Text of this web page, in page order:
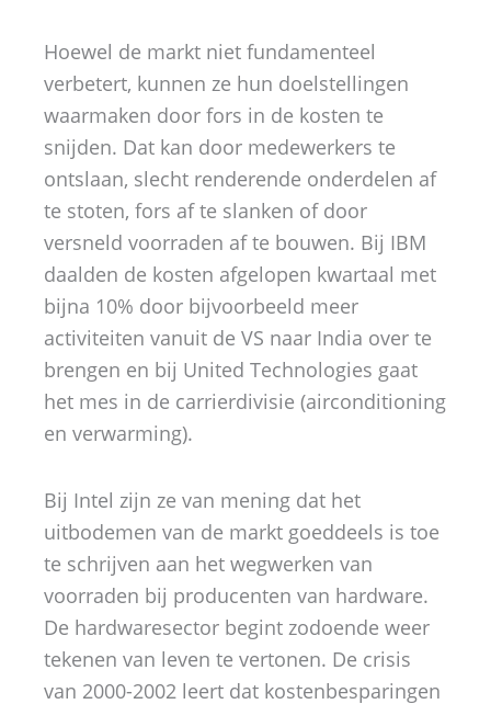
Hoewel de markt niet fundamenteel
verbetert, kunnen ze hun doelstellingen
waarmaken door fors in de kosten te
snijden. Dat kan door medewerkers te
ontslaan, slecht renderende onderdelen af
te stoten, fors af te slanken of door
versneld voorraden af te bouwen. Bij IBM
daalden de kosten afgelopen kwartaal met
bijna 10% door bijvoorbeeld meer
activiteiten vanuit de VS naar India over te
brengen en bij United Technologies gaat
het mes in de carrierdivisie (airconditioning
en verwarming).
Bij Intel zijn ze van mening dat het
uitbodemen van de markt goeddeels is toe
te schrijven aan het wegwerken van
voorraden bij producenten van hardware.
De hardwaresector begint zodoende weer
tekenen van leven te vertonen. De crisis
van 2000-2002 leert dat kostenbesparingen